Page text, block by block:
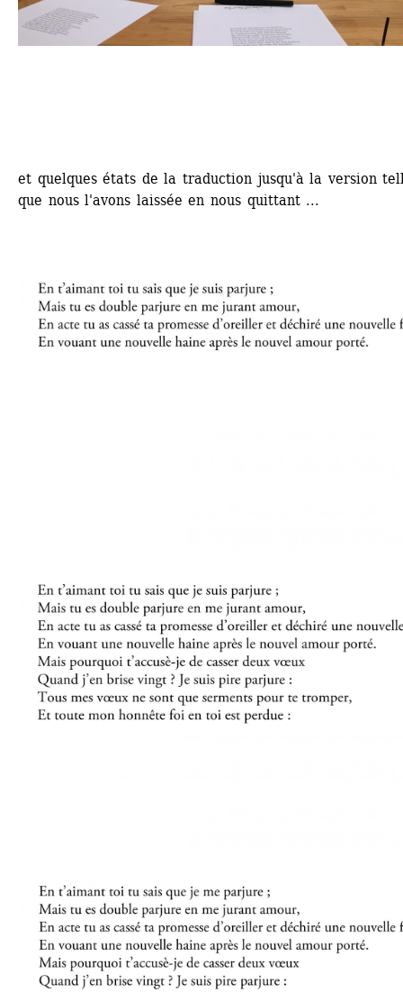
et quelques états de la traduction jusqu'à la version
que nous l'avons laissée en nous quittant ...